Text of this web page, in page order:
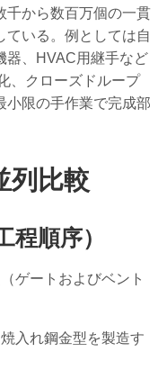
千から数百万個の一貫
ている。例としては自
器、HVAC用継手など
、クローズドループ
小限の手作業で完成部
列比較
順序）
ゲートおよびベント
入れ鋼金型を製造す